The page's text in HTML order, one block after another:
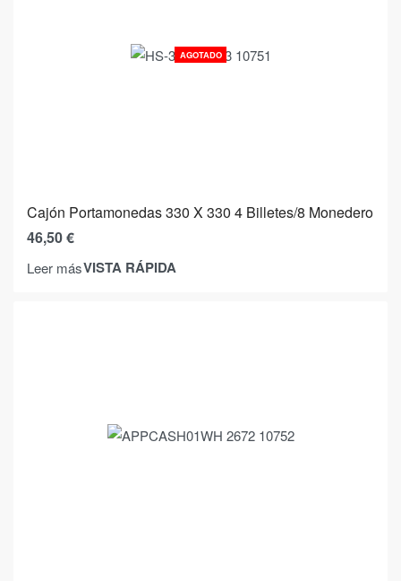
AGOTADO
Cajón Portamonedas 330 X 330 4 Billetes/8 Monedero
46,50€
Leer másVISTA RÁPIDA